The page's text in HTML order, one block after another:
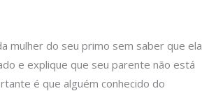
mulher do seu primo sem saber que ela
e explique que seu parente não está
é que alguém conhecido do